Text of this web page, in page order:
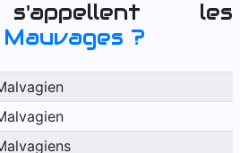
s'appellent les
Mauvages ?